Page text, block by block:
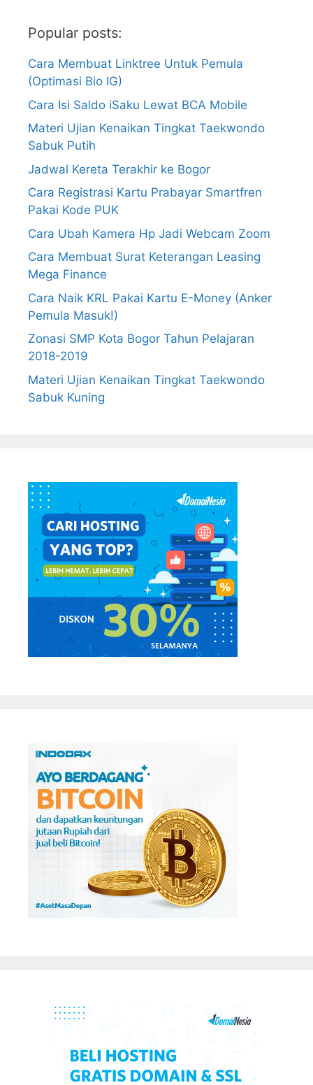
Popular posts:
Cara Membuat Linktree Untuk Pemula
(Optimasi Bio IG)
Cara Isi Saldo iSaku Lewat BCA Mobile
Materi Ujian Kenaikan Tingkat Taekwondo
Sabuk Putih
Jadwal Kereta Terakhir ke Bogor
Cara Registrasi Kartu Prabayar Smartfren
Pakai Kode PUK
Cara Ubah Kamera Hp Jadi Webcam Zoom
Cara Membuat Surat Keterangan Leasing
Mega Finance
Cara Naik KRL Pakai Kartu E-Money (Anker
Pemula Masuk!)
Zonasi SMP Kota Bogor Tahun Pelajaran
2018-2019
Materi Ujian Kenaikan Tingkat Taekwondo
Sabuk Kuning